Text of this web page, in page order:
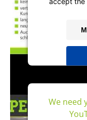
We need